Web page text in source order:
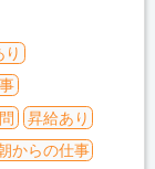
昇給あり
からの仕事